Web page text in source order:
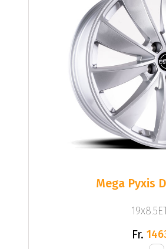
Mega Pyxis
Fr.